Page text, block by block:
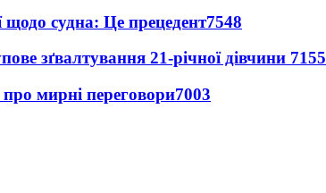
судна: Це прецедент7548
зґвалтування 21-річної дівчини 7155
мирні переговори7003